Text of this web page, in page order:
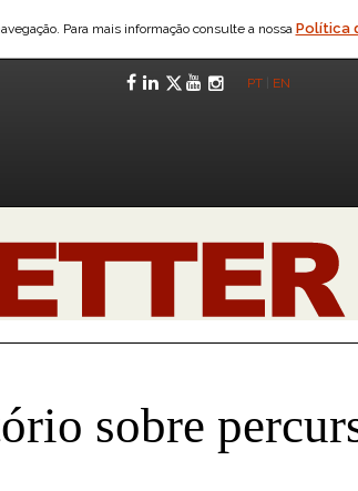
Para mais informação consulte a nossa Política
Facebook
LinkedIn
Twitter
YouTube
PT EN
sobre